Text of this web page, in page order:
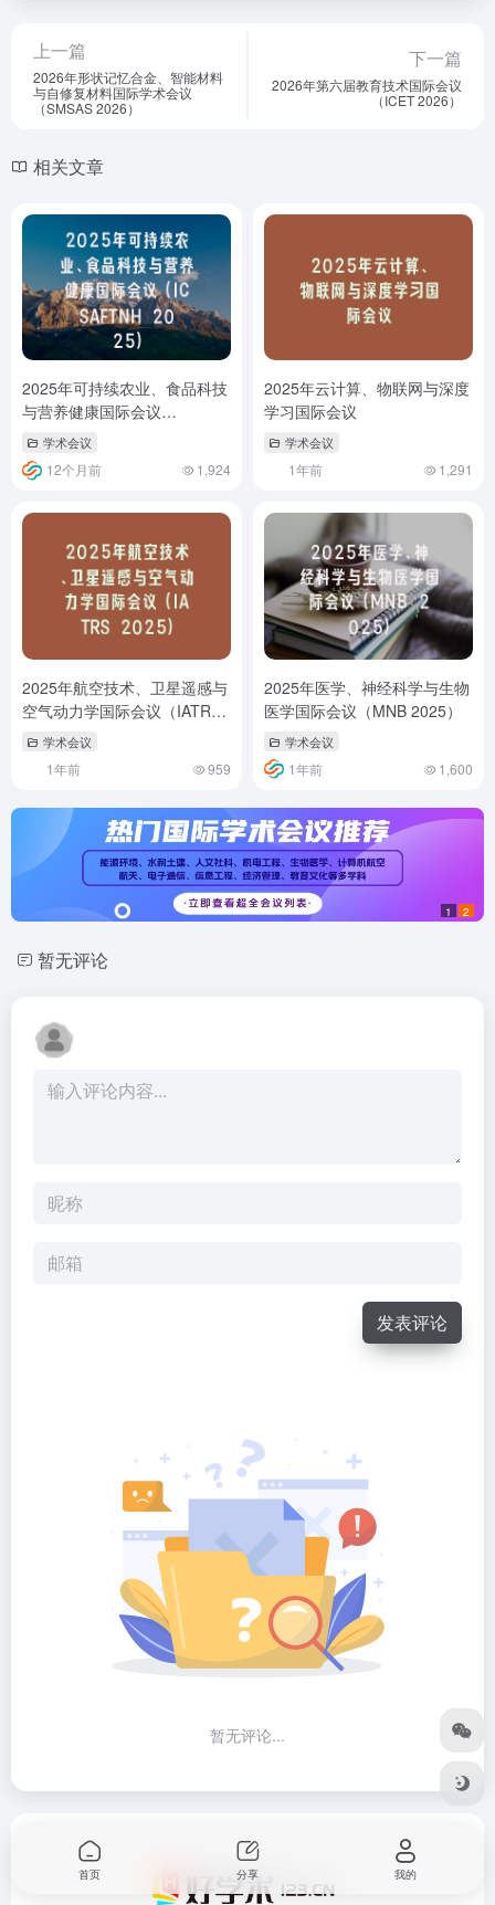
上一篇
2026年形状记忆合金、智能材料
与自修复材料国际学术会议
（SMSAS 2026）
下一篇
2026年第六届教育技术国际会议
（ICET 2026）
相关文章
2025年可持续农业、食品科技
与营养健康国际会议
（ICSAFTNH 2025）
学术会议
12个月前 1,924
2025年云计算、物联网与深度
学习国际会议
学术会议
1年前 1,291
2025年航空技术、卫星遥感与
空气动力学国际会议（IATRS
2025）
学术会议
1年前 959
2025年医学、神经科学与生物
医学国际会议（MNB 2025）
学术会议
1年前 1,600
1 2
暂无评论
发表评论
暂无评论...
首页 分享 我的